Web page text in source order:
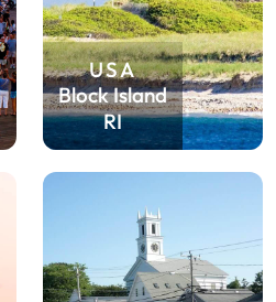
USA
Block Island
RI